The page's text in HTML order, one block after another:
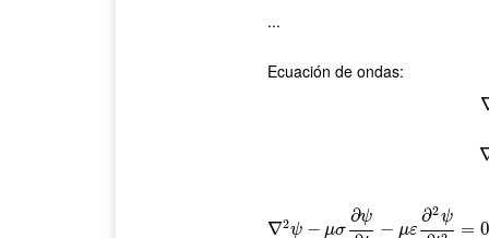
...
Ecuación de ondas:
E
∇2ψ − μσ
∂ψ
− με
∂2ψ
= 0
∇2ψ− μσ∂ψ∂t−μ ε∂ 2ψ∂t2=0